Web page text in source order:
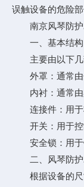
误触设备的危险部
南京风琴防护
一、基本结构
主要由以下几
外罩：通常由
内衬：通常由
连接件：用于
开关：用于控
安全锁：用于
二、风琴防护
根据设备的尺